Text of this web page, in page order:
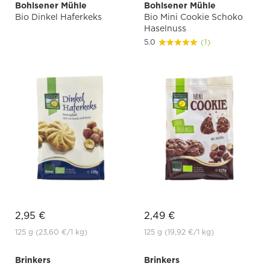
Bohlsener Mühle
Bio Dinkel Haferkeks
2,95 €
125 g (23,60 €/1 kg)
Bohlsener Mühle
Bio Mini Cookie Schoko
Haselnuss
5.0 (1)
2,49 €
125 g (19,92 €/1 kg)
Brinkers
Brinkers